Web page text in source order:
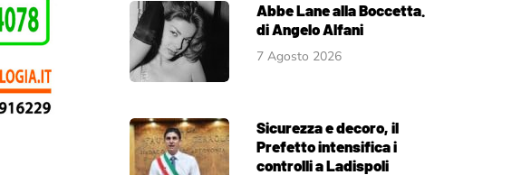
Abbe Lane alla Boccetta.
di Angelo Alfani
7 Agosto 2026
Sicurezza e decoro, il
Prefetto intensifica i
controlli a Ladispoli